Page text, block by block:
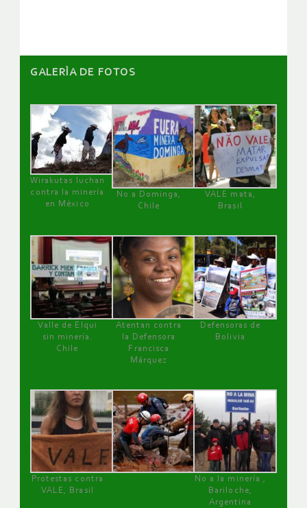
GALERÌA DE FOTOS
Wirakutas luchan
contra la minería
en México
No a Dominga,
Chile
VALE mata,
Brasil
Valle de Elqui
sin minería.
Chile
Atentan contra
la Defensora
Francisca
Márquez
Defensoras de
Bolivia
Protestas contra
VALE, Brasil
No a la minería ,
Bariloche,
Argentina